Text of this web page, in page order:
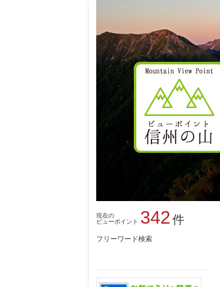
現在の
ビューポイント 342件
フリーワード検索